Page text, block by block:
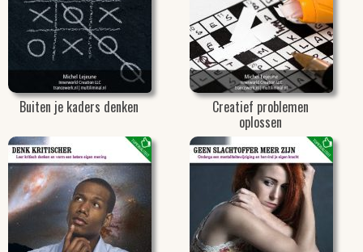
Buiten je kaders denken Creatief problemen
oplossen